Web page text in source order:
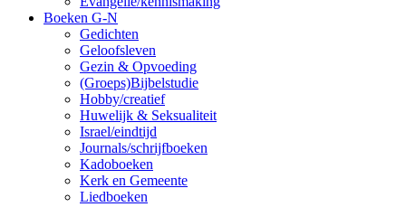
Boeken G-N
Gedichten
Geloofsleven
Gezin & Opvoeding
(Groeps)Bijbelstudie
Hobby/creatief
Huwelijk & Seksualiteit
Israel/eindtijd
Journals/schrijfboeken
Kadoboeken
Kerk en Gemeente
Liedboeken